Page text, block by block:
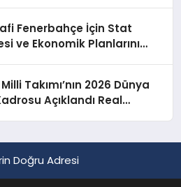
Fenerbahçe İçin Stat
ve Ekonomik Planlarını
Takımı’nın 2026 Dünya
Açıklandı Real
Doğru Adresi